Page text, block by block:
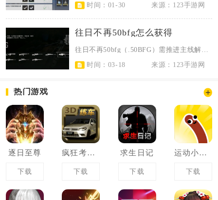
时间：01-30
来源：123手游网
往日不再50bfg怎么获得
往日不再50bfg（.50BFG）需推进主线解锁巫师岛营地，将该营地信任等级...
时间：03-18
来源：123手游网
热门游戏
逐日至尊
下载
疯狂考驾照
下载
求生日记
下载
运动小达人
下载